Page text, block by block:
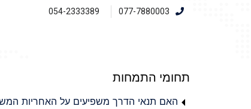
077-7880003
054-2333389
תחומי התמחות
האם תנאי הדרך משפיעים על האחריות